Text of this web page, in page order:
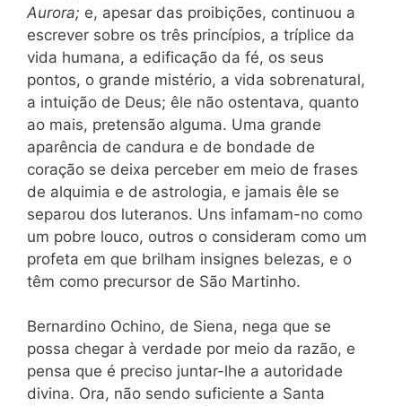
Aurora; e, apesar das proibições, continuou a
escrever sobre os três princípios, a tríplice da
vida humana, a edificação da fé, os seus
pontos, o grande mistério, a vida sobrenatural,
a intuição de Deus; êle não ostentava, quanto
ao mais, pretensão alguma. Uma grande
aparência de candura e de bondade de
coração se deixa perceber em meio de frases
de alquimia e de astrologia, e jamais êle se
separou dos luteranos. Uns infamam-no como
um pobre louco, outros o consideram como um
profeta em que brilham insignes belezas, e o
têm como precursor de São Martinho.
Bernardino Ochino, de Siena, nega que se
possa chegar à verdade por meio da razão, e
pensa que é preciso juntar-lhe a autoridade
divina. Ora, não sendo suficiente a Santa